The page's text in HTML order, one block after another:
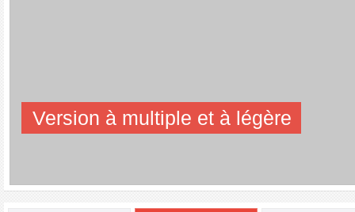
Version à multiple et à légère